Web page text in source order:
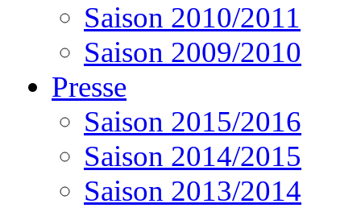
Saison 2010/2011
Saison 2009/2010
Presse
Saison 2015/2016
Saison 2014/2015
Saison 2013/2014